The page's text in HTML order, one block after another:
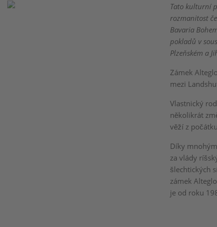
Tato kulturní
rozmanitost
Bavaria
pokladů v
Plzeňském a
Zámek
mezi
Vlastnický
několikrát
věží z
Díky
za vlády
šlechtických
zámek
je od roku